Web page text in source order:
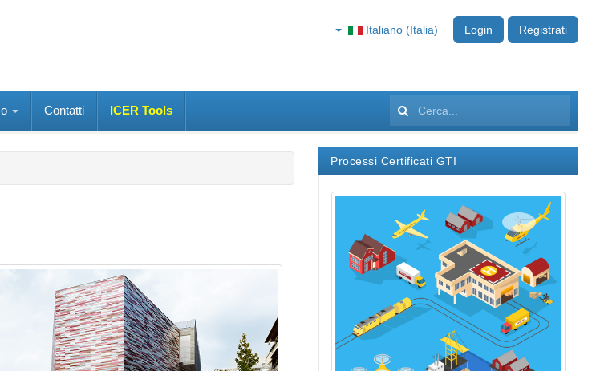
Registrati
Login
Italiano (Italia)
Contatti ICER Tools Cerca...
Processi Certificati GTI